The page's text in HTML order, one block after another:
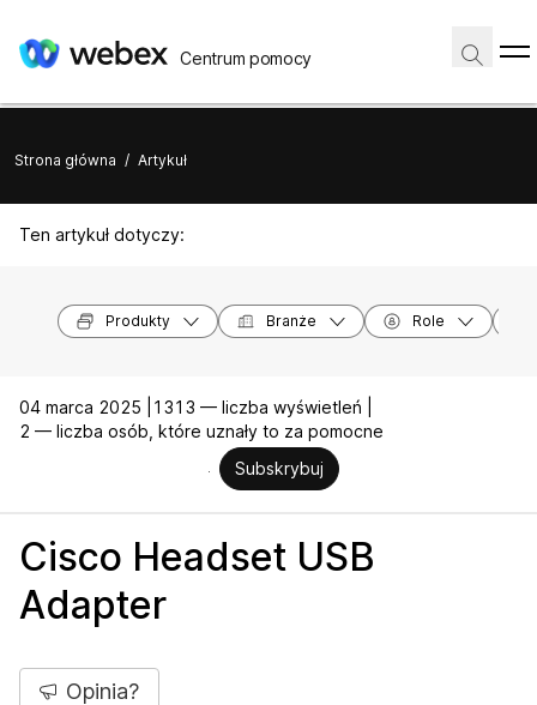
Centrum pomocy
Strona główna / Artykuł
Ten artykuł dotyczy:
Produkty Branże Role
04 marca 2025 |
1313 — liczba wyświetleń |
2 — liczba osób, które uznały to za pomocne
Subskrybuj
Cisco Headset USB
Adapter
Opinia?